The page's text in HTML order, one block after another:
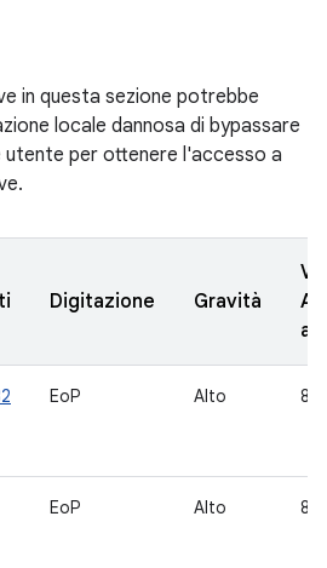
in questa sezione potrebbe
locale dannosa di bypassare
utente per ottenere l'accesso a
Digitazione Gravità
EoP Alto
EoP Alto